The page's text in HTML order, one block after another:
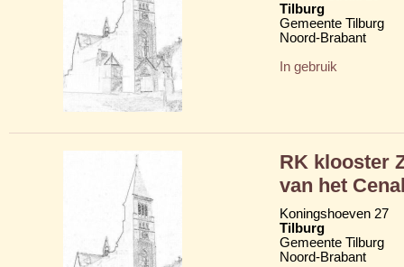
Tilburg
Gemeente Tilburg
Noord-Brabant
In gebruik
RK klooster
van het
Koningshoeven 27
Tilburg
Gemeente Tilburg
Noord-Brabant